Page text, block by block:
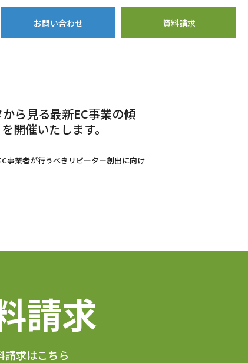
お問い合わせ 資料請求
ら見る最新EC事業の傾
開催いたします。
事業者が行うべきリピーター創出に向け
請求
請求はこちら